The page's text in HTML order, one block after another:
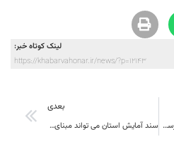
لینک کوتاه خبر:
https://khabarvahonar.ir/news/?p=12143
دق و ریگ اکبرآباد خوسف در فهرست میراث طبیعی- ملی ثبت شد
بعدی
سند آمایش استان می تواند مبنای تصمیمات پایه ای توسعه ای استان قرار گیرد